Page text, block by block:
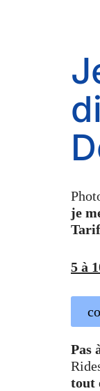
je
5 à
Pas
tout